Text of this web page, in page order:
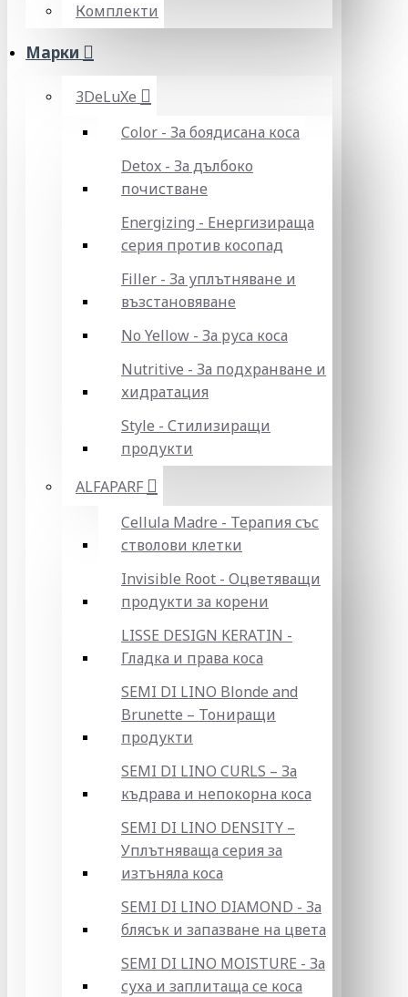
Комплекти
Марки
3DeLuXe
Color - За боядисана коса
Detox - За дълбоко
почистване
Energizing - Енергизираща
серия против косопад
Filler - За уплътняване и
възстановяване
No Yellow - За руса коса
Nutritive - За подхранване и
хидратация
Style - Стилизиращи
продукти
ALFAPARF
Cellula Madre - Терапия със
стволови клетки
Invisible Root - Оцветяващи
продукти за корени
LISSE DESIGN KERATIN -
Гладка и права коса
SEMI DI LINO Blonde and
Brunette – Тониращи
продукти
SEMI DI LINO CURLS – За
къдрава и непокорна коса
SEMI DI LINO DENSITY –
Уплътняваща серия за
изтъняла коса
SEMI DI LINO DIAMOND - За
блясък и запазване на цвета
SEMI DI LINO MOISTURE - За
суха и заплитаща се коса